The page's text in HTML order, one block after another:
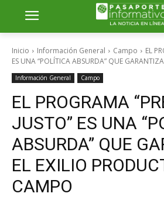
Inicio Información General Campo
EL
ES UNA “POLÍTICA ABSURDA” QUE
Información General Campo
EL PROGRAMA
JUSTO” ES UNA
ABSURDA” QUE
EL EXILIO
CAMPO